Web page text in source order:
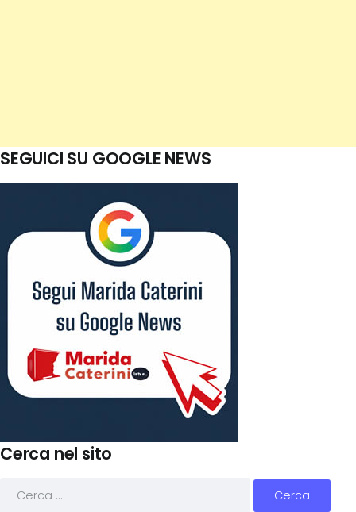
SEGUICI SU GOOGLE NEWS
Cerca nel sito